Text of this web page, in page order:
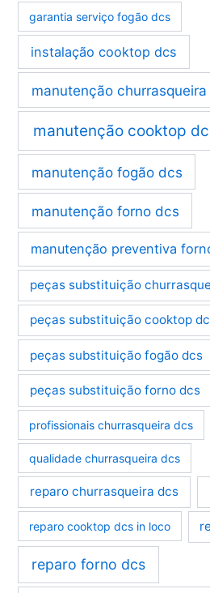
garantia serviço fogão dcs
instalação cooktop dcs
manutenção
manutenção cooktop
manutenção fogão dcs
manutenção forno dcs
manutenção preventiva
peças substituição
peças substituição cooktop
peças substituição fogão dcs
peças substituição forno dcs
profissionais churrasqueira dcs
qualidade churrasqueira dcs
reparo churrasqueira dcs
reparo cooktop dcs in loco
reparo forno dcs